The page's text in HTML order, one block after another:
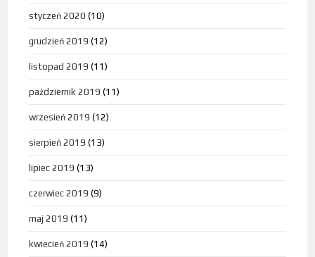
styczeń 2020 (10)
grudzień 2019 (12)
listopad 2019 (11)
październik 2019 (11)
wrzesień 2019 (12)
sierpień 2019 (13)
lipiec 2019 (13)
czerwiec 2019 (9)
maj 2019 (11)
kwiecień 2019 (14)